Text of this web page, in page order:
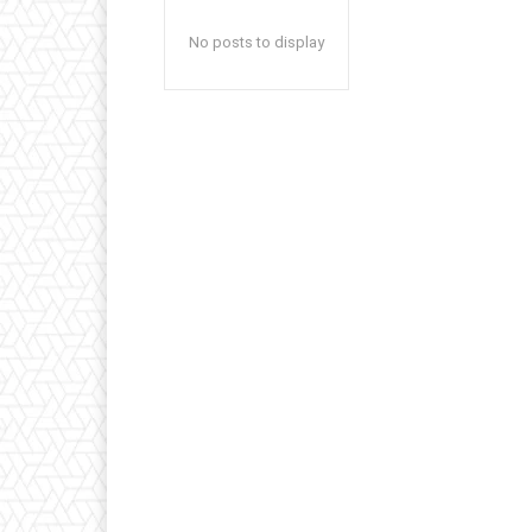
No posts to display